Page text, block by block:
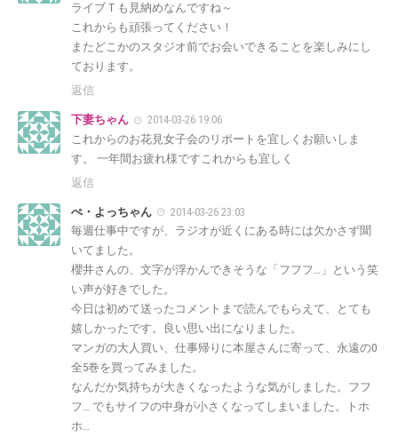
ライブＴも見納めなんですね～
これからも頑張ってください！
またどこかのスタジオ前でお会いできることを楽しみにし
ております。
返信
下妻ちゃん
2014-03-26 19:06
これからのお花見女子会のリポートを宜しくお願いしま
す。 一年間お疲れ様ですこれからも宜しく
返信
ぺ・よっちゃん
2014-03-26 23:03
毎週仕事中ですが、ラジオが近くにある時には欠かさず聞
いてました。
櫻井さんの、文字が浮かんできそうな「フフフ…」という笑
い声が好きでした。
今日は初めて送ったコメントまで読んでもらえて、とても
嬉しかったです。良い思い出になりました。
マンガの大人買い、仕事帰りに本屋さんに寄って、永遠の0
全5巻を買ってみました。
なんだか気持ちが大きくなったような気がしました。フフ
フ… でもサイフの中身が小さくなってしまいました。トホ
ホ…